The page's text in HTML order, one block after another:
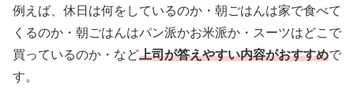
例えば、休日は何をしているのか・朝ごはんは家で食べて
くるのか・朝ごはんはパン派かお米派か・スーツはどこで
買っているのか・など上司が答えやすい内容がおすすめで
す。